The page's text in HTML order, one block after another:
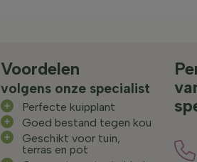
Voordelen
volgens onze specialist
Perfecte kuipplant
Goed bestand tegen kou
Geschikt voor tuin,
terras en pot